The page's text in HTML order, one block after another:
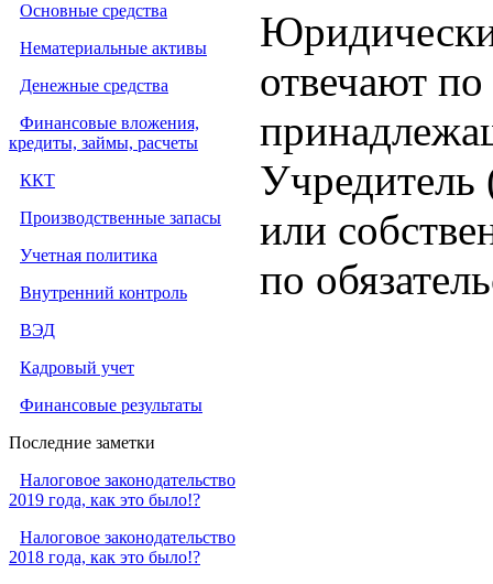
Основные средства
Нематериальные активы
Денежные средства
Финансовые вложения,
кредиты, займы, расчеты
ККТ
Производственные запасы
Учетная политика
Внутренний контроль
ВЭД
Кадровый учет
Финансовые результаты
Последние заметки
Налоговое законодательство
2019 года, как это было!?
Налоговое законодательство
2018 года, как это было!?
отвечают
Учредитель
или
по